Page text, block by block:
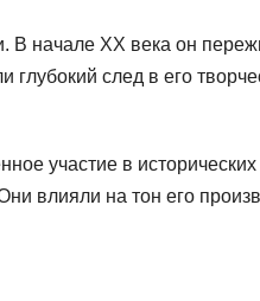
начале XX века он
след в его
участие в
влияли на тон его